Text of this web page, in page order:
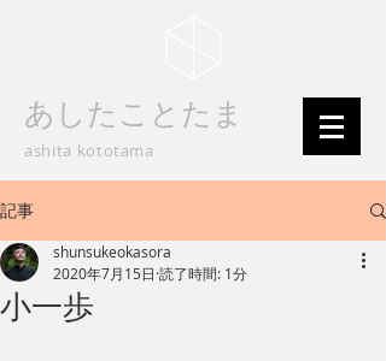
あしたことたま
ashita kototama
記事
小一歩
shunsukeokasora
2020年7月15日 読了時間: 1分